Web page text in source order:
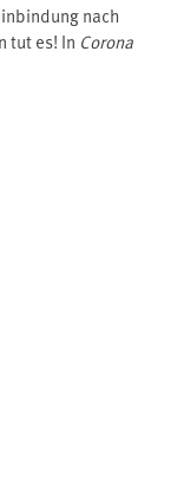
nach
tut es! In Corona